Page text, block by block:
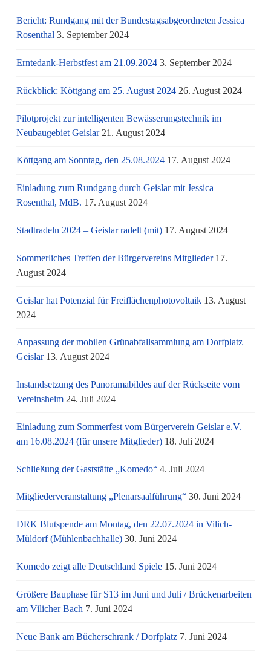
Bericht: Rundgang mit der Bundestagsabgeordneten Jessica
Rosenthal 3. September 2024
Erntedank-Herbstfest am 21.09.2024 3. September 2024
Rückblick: Köttgang am 25. August 2024 26. August 2024
Pilotprojekt zur intelligenten Bewässerungstechnik im
Neubaugebiet Geislar 21. August 2024
Köttgang am Sonntag, den 25.08.2024 17. August 2024
Einladung zum Rundgang durch Geislar mit Jessica
Rosenthal, MdB. 17. August 2024
Stadtradeln 2024 – Geislar radelt (mit) 17. August 2024
Sommerliches Treffen der Bürgervereins Mitglieder 17.
August 2024
Geislar hat Potenzial für Freiflächenphotovoltaik 13. August
2024
Anpassung der mobilen Grünabfallsammlung am Dorfplatz
Geislar 13. August 2024
Instandsetzung des Panoramabildes auf der Rückseite vom
Vereinsheim 24. Juli 2024
Einladung zum Sommerfest vom Bürgerverein Geislar e.V.
am 16.08.2024 (für unsere Mitglieder) 18. Juli 2024
Schließung der Gaststätte „Komedo“ 4. Juli 2024
Mitgliederveranstaltung „Plenarsaalführung“ 30. Juni 2024
DRK Blutspende am Montag, den 22.07.2024 in Vilich-
Müldorf (Mühlenbachhalle) 30. Juni 2024
Komedo zeigt alle Deutschland Spiele 15. Juni 2024
Größere Bauphase für S13 im Juni und Juli / Brü­cken­ar­bei­ten
am Vi­li­cher Bach 7. Juni 2024
Neue Bank am Bücherschrank / Dorfplatz 7. Juni 2024